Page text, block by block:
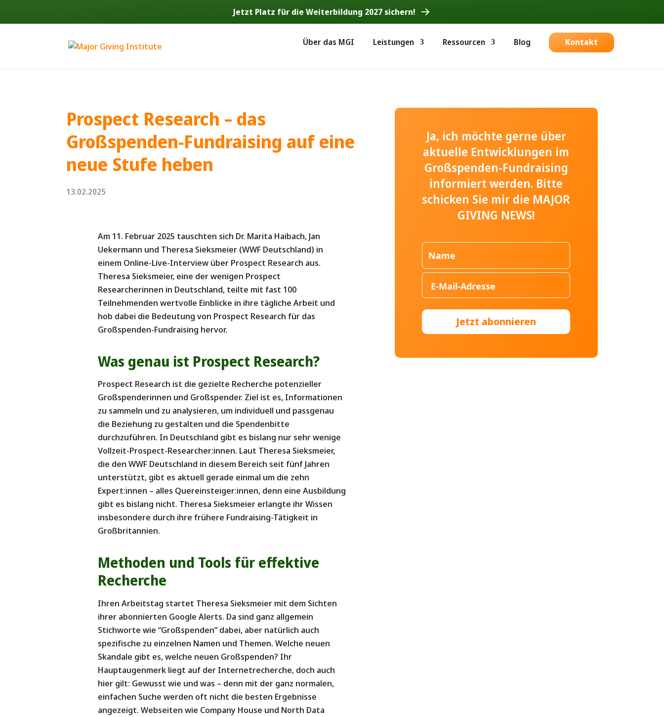
Jetzt Platz für die Weiterbildung 2027 sichern!
Über das MGI Leistungen Ressourcen Blog Kontakt
Prospect Research – das
Großspenden-Fundraising auf eine
neue Stufe heben
13.02.2025
Am 11. Februar 2025 tauschten sich Dr. Marita Haibach, Jan
Uekermann und Theresa Sieksmeier (WWF Deutschland) in
einem Online-Live-Interview über Prospect Research aus.
Theresa Sieksmeier, eine der wenigen Prospect
Researcherinnen in Deutschland, teilte mit fast 100
Teilnehmenden wertvolle Einblicke in ihre tägliche Arbeit und
hob dabei die Bedeutung von Prospect Research für das
Großspenden-Fundraising hervor.
Was genau ist Prospect Research?
Prospect Research ist die gezielte Recherche potenzieller
Großspenderinnen und Großspender. Ziel ist es, Informationen
zu sammeln und zu analysieren, um individuell und passgenau
die Beziehung zu gestalten und die Spendenbitte
durchzuführen. In Deutschland gibt es bislang nur sehr wenige
Vollzeit-Prospect-Researcher:innen. Laut Theresa Sieksmeier,
die den WWF Deutschland in diesem Bereich seit fünf Jahren
unterstützt, gibt es aktuell gerade einmal um die zehn
Expert:innen – alles Quereinsteiger:innen, denn eine Ausbildung
gibt es bislang nicht. Theresa Sieksmeier erlangte ihr Wissen
insbesondere durch ihre frühere Fundraising-Tätigkeit in
Großbritannien.
Methoden und Tools für effektive
Recherche
Ihren Arbeitstag startet Theresa Sieksmeier mit dem Sichten
ihrer abonnierten Google Alerts. Da sind ganz allgemein
Stichworte wie “Großspenden” dabei, aber natürlich auch
spezifische zu einzelnen Namen und Themen. Welche neuen
Skandale gibt es, welche neuen Großspenden? Ihr
Hauptaugenmerk liegt auf der Internetrecherche, doch auch
hier gilt: Gewusst wie und was – denn mit der ganz normalen,
einfachen Suche werden oft nicht die besten Ergebnisse
angezeigt. Webseiten wie Company House und North Data
Ja, ich möchte gerne über
aktuelle Entwicklungen im
Großspenden-Fundraising
informiert werden. Bitte
schicken Sie mir die MAJOR
GIVING NEWS!
Jetzt abonnieren